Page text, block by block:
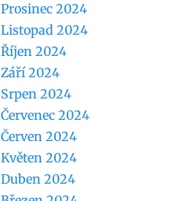
Prosinec 2024
Listopad 2024
Říjen 2024
Září 2024
Srpen 2024
Červenec 2024
Červen 2024
Květen 2024
Duben 2024